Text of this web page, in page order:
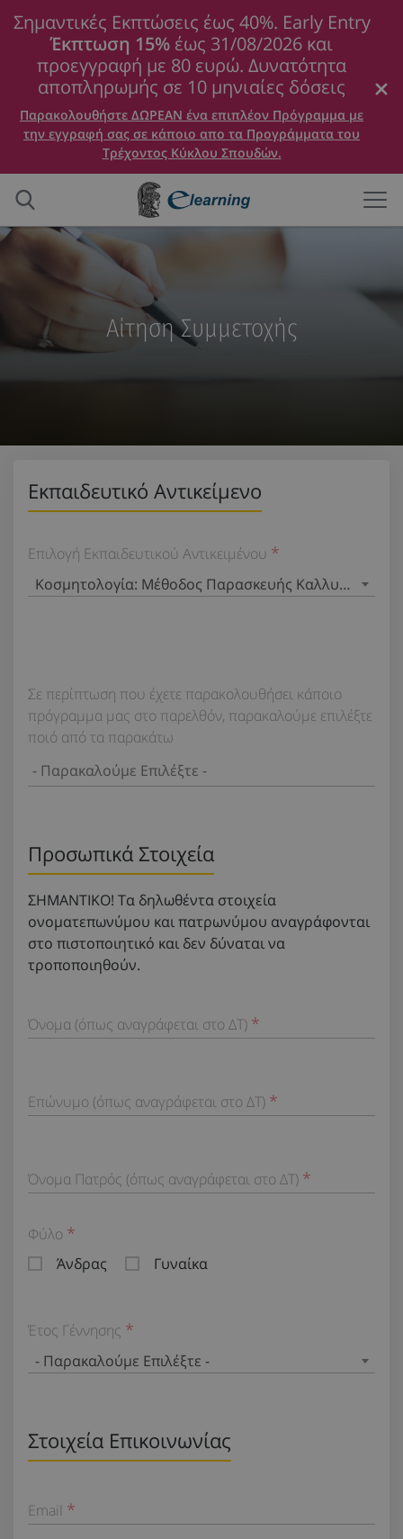
Σημαντικές Εκπτώσεις έως 40%. Early Entry
Έκπτωση 15% έως 31/08/2026 και
προεγγραφή με 80 ευρώ. Δυνατότητα
αποπληρωμής σε 10 μηνιαίες δόσεις
Παρακολουθήστε ΔΩΡΕΑΝ ένα επιπλέον Πρόγραμμα με
την εγγραφή σας σε κάποιο απο τα Προγράμματα του
Τρέχοντος Κύκλου Σπουδών.
Αίτηση Συμμετοχής
Εκπαιδευτικό Αντικείμενο
Επιλογή Εκπαιδευτικού Αντικειμένου
Κοσμητολογία: Μέθοδος Παρασκευής Καλλυντικών
Σε περίπτωση που έχετε παρακολουθήσει κάποιο
πρόγραμμα μας στο παρελθόν, παρακαλούμε επιλέξτε
ποιό από τα παρακάτω
Προσωπικά Στοιχεία
ΣΗΜΑΝΤΙΚΟ! Τα δηλωθέντα στοιχεία
ονοματεπωνύμου και πατρωνύμου αναγράφονται
στο πιστοποιητικό και δεν δύναται να
τροποποιηθούν.
Όνομα (όπως αναγράφεται στο ΔΤ)
Επώνυμο (όπως αναγράφεται στο ΔΤ)
Όνομα Πατρός (όπως αναγράφεται στο ΔΤ)
Φύλο
Άνδρας
Γυναίκα
Έτος Γέννησης
- Παρακαλούμε Επιλέξτε -
Στοιχεία Επικοινωνίας
Email